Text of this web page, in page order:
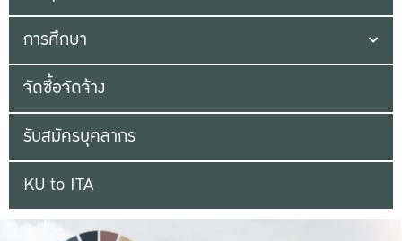
การศึกษา
จัดซื้อจัดจ้าง
รับสมัครบุคลากร
KU to ITA